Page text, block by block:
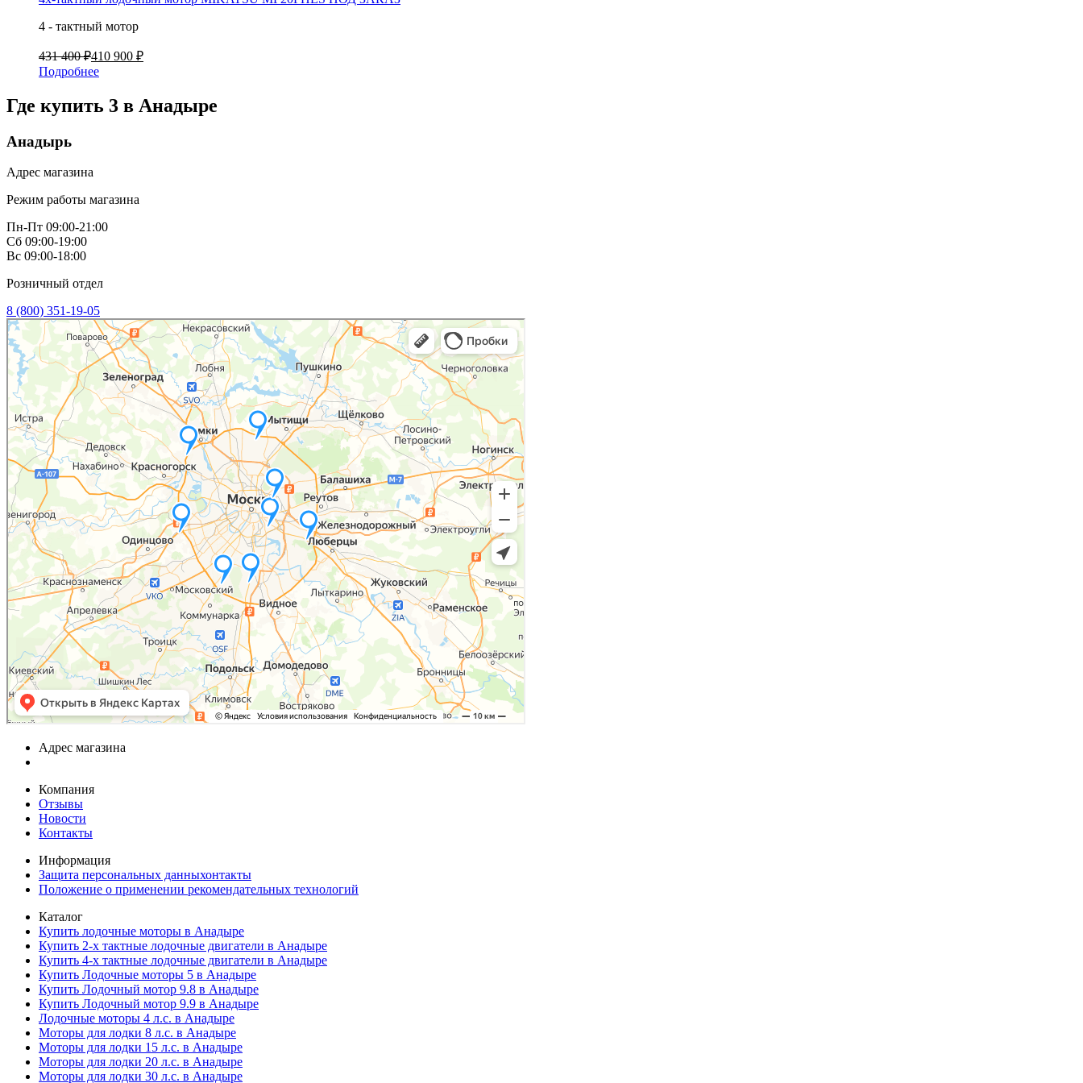
4 - тактный мотор
431 400 ₽410 900 ₽
Подробнее
Где купить 3 в Анадыре
Анадырь
Адрес магазина
Режим работы магазина
Пн-Пт 09:00-21:00
Сб 09:00-19:00
Вс 09:00-18:00
Розничный отдел
8 (800) 351-19-05
Адрес магазина
Компания
Отзывы
Новости
Контакты
Информация
Защита персональных данныхонтакты
Положение о применении рекомендательных технологий
Каталог
Купить лодочные моторы в Анадыре
Купить 2-х тактные лодочные двигатели в Анадыре
Купить 4-х тактные лодочные двигатели в Анадыре
Купить Лодочные моторы 5 в Анадыре
Купить Лодочный мотор 9.8 в Анадыре
Купить Лодочный мотор 9.9 в Анадыре
Лодочные моторы 4 л.с. в Анадыре
Моторы для лодки 8 л.с. в Анадыре
Моторы для лодки 15 л.с. в Анадыре
Моторы для лодки 20 л.с. в Анадыре
Моторы для лодки 30 л.с. в Анадыре